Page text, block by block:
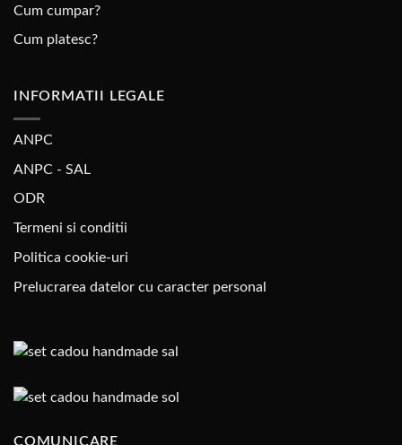
Cum cumpar?
Cum platesc?
INFORMATII LEGALE
ANPC
ANPC - SAL
ODR
Termeni si conditii
Politica cookie-uri
Prelucrarea datelor cu caracter personal
COMUNICARE